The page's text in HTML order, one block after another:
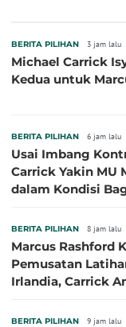
BERITA PILIHAN 3 jam lalu
Michael Carrick
Kedua untuk
BERITA PILIHAN 6 jam lalu
Usai Imbang
Carrick Yakin MU
dalam Kondisi
BERITA PILIHAN 8 jam lalu
Marcus Rashford
Pemusatan
Irlandia, Carrick
BERITA PILIHAN 9 jam lalu